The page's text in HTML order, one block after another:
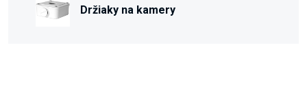
Držiaky na kamery